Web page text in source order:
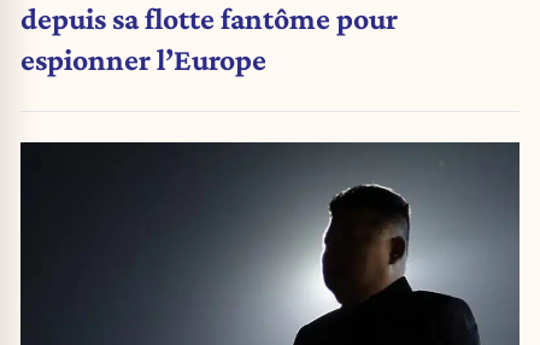
depuis sa flotte fantôme pour
espionner l’Europe